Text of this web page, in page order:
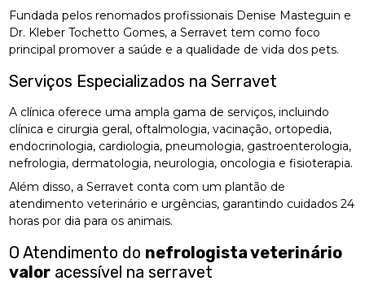
Fundada pelos renomados profissionais Denise Masteguin e
Dr. Kleber Tochetto Gomes, a Serravet tem como foco
principal promover a saúde e a qualidade de vida dos pets.
Serviços Especializados na Serravet
A clínica oferece uma ampla gama de serviços, incluindo
clínica e cirurgia geral, oftalmologia, vacinação, ortopedia,
endocrinologia, cardiologia, pneumologia, gastroenterologia,
nefrologia, dermatologia, neurologia, oncologia e fisioterapia.
Além disso, a Serravet conta com um plantão de
atendimento veterinário e urgências, garantindo cuidados 24
horas por dia para os animais.
O Atendimento do nefrologista veterinário
valor acessível na serravet